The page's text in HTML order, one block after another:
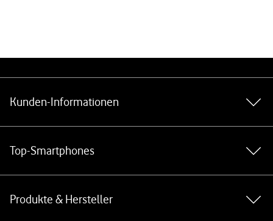
Kunden-Informationen
Top-Smartphones
Produkte & Hersteller